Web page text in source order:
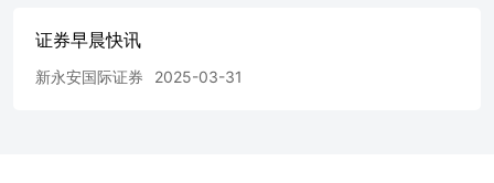
成立，核心技术包括营赛大模型及2170亿条营销数据组成的
为中国最大的AI营销公司，市场份额占比为5.0%。不过值
证券早晨快讯
新永安国际证券 2025-03-31